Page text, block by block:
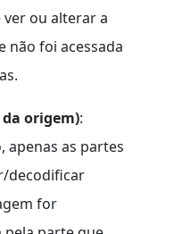
ver ou alterar a
não foi acessada
origem):
apenas as partes
decodificar
for